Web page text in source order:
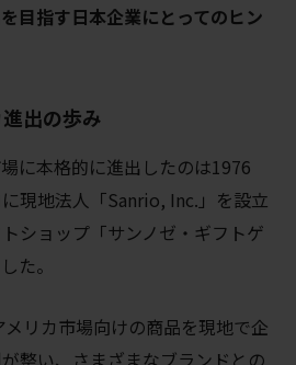
目指す日本企業にとってのヒン
出の歩み
に本格的に進出したのは1976
現地法人「Sanrio, Inc. 」を設立
ショップ「サンノゼ・ギフトゲ
た。
リカ市場向けの商品を現地で企
整い、さまざまなブランドとの